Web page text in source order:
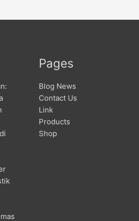
Pages
Blog News
Contact Us
Link
Products
Shop